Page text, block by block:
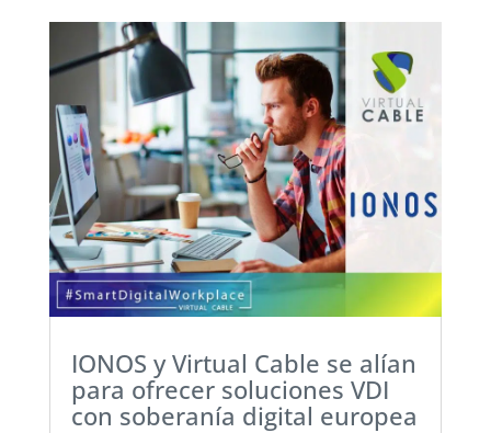
IONOS y Virtual Cable se alían
para ofrecer soluciones VDI
con soberanía digital europea